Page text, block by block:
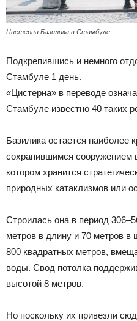
Цистерна Базилика в Стамбуле
Подкрепившись и немного
Стамбуле 1 день.
«Цистерна» в переводе
Стамбуле известно 40 таких
Базилика остается наиболее
сохранившимся сооружением
котором хранится
природных катаклизмов или
Строилась она в период
метров в длину и 70 метров
800 квадратных метров,
воды. Свод потолка
высотой 8 метров.
Но поскольку их привезли